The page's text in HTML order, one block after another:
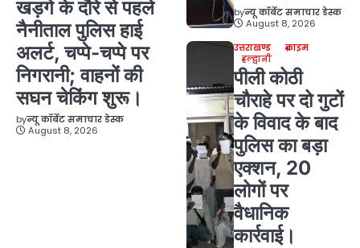
खड़गे के दौरे से पहले
नैनीताल पुलिस हाई
अलर्ट, चप्पे-चप्पे पर
निगरानी; वाहनों की
सघन चेकिंग शुरू।
byन्यू कॉर्बेट समाचार डेस्क
August 8, 2026
byन्यू कॉर्बेट समाचार डेस्क
August 8, 2026
उत्तराखण्ड
क्राइम
हल्द्वानी
पीली कोठी
चौराहे पर दो गुटों
के विवाद के बाद
पुलिस का बड़ा
एक्शन, 20
लोगों पर
वैधानिक
कार्रवाई।